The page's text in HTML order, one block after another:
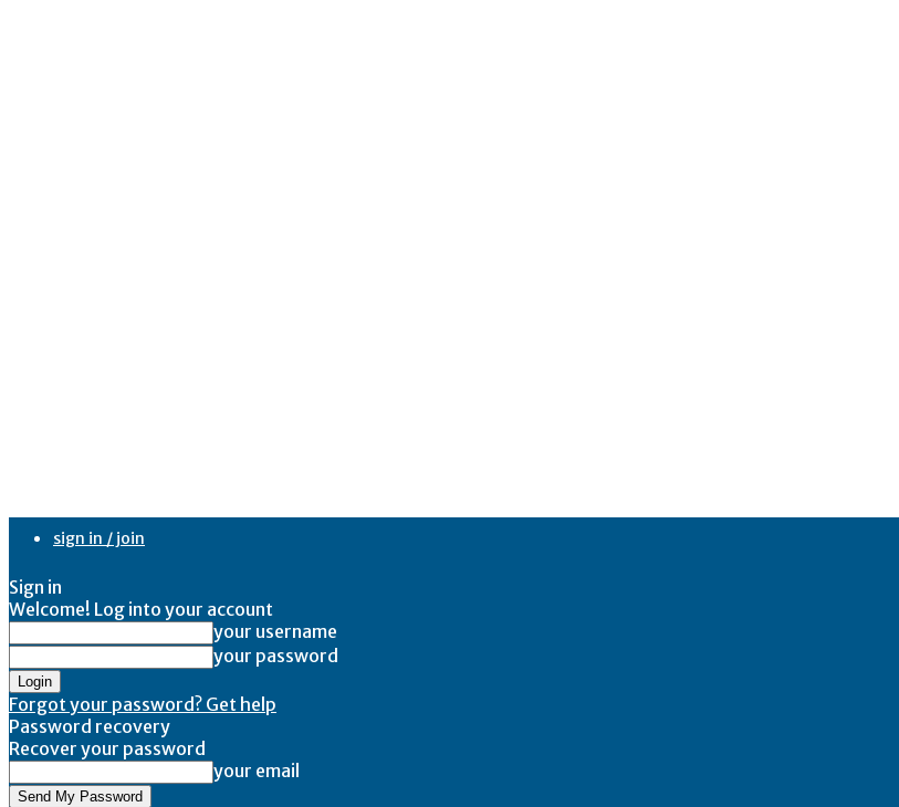
sign in / join
Sign in
Welcome! Log into your account
your username
your password
Forgot your password? Get help
Password recovery
Recover your password
your email